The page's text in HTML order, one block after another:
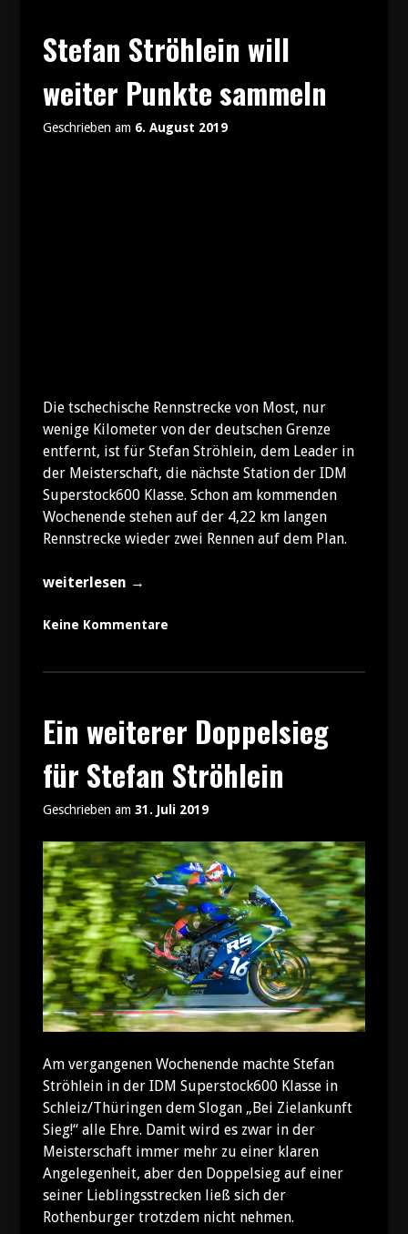
Stefan Ströhlein will
weiter Punkte sammeln
Geschrieben am 6. August 2019
Die tschechische Rennstrecke von Most, nur
wenige Kilometer von der deutschen Grenze
entfernt, ist für Stefan Ströhlein, dem Leader in
der Meisterschaft, die nächste Station der IDM
Superstock600 Klasse. Schon am kommenden
Wochenende stehen auf der 4,22 km langen
Rennstrecke wieder zwei Rennen auf dem Plan.
„Stefan
will
Punkte
weiterlesen →
Keine Kommentare
Ein weiterer Doppelsieg
für Stefan Ströhlein
Geschrieben am 31. Juli 2019
Am vergangenen Wochenende machte Stefan
Ströhlein in der IDM Superstock600 Klasse in
Schleiz/Thüringen dem Slogan „Bei Zielankunft
Sieg!“ alle Ehre. Damit wird es zwar in der
Meisterschaft immer mehr zu einer klaren
Angelegenheit, aber den Doppelsieg auf einer
seiner Lieblingsstrecken ließ sich der
Rothenburger trotzdem nicht nehmen.